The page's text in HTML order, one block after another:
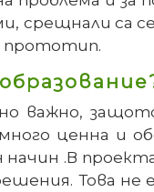
срещнали са
прототип.
важно,
много ценна
.В
Това